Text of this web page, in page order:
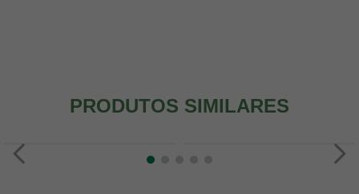
PRODUTOS SIMILARES